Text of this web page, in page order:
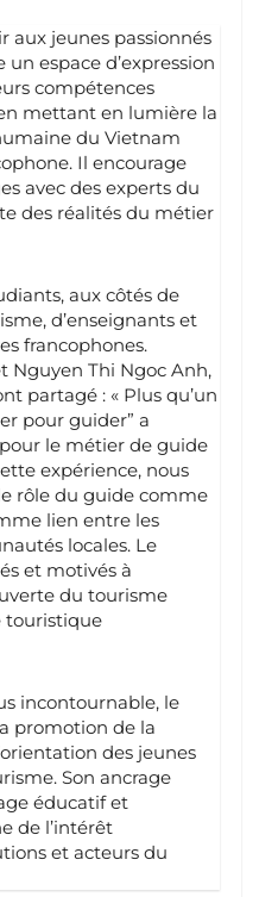
aux jeunes passionnés
espace d’expression
compétences
mettant en lumière la
du Vietnam
Il encourage
avec des experts du
des réalités du métier
aux côtés de
d’enseignants et
francophones.
Nguyen Thi Ngoc Anh,
partagé : « Plus qu’un
pour guider” a
le métier de guide
expérience, nous
rôle du guide comme
lien entre les
locales. Le
et motivés à
du tourisme
touristique
incontournable, le
promotion de la
des jeunes
Son ancrage
éducatif et
de l’intérêt
et acteurs du